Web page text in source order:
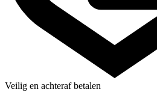
Veilig en achteraf betalen